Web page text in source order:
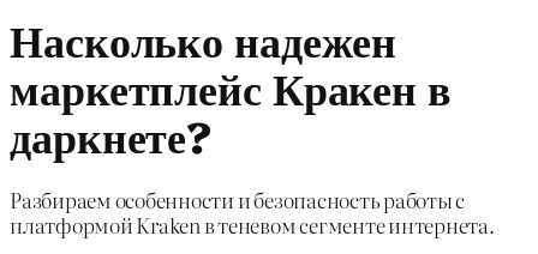
Насколько надежен
маркетплейс Кракен в
даркнете?
Разбираем особенности и безопасность работы с
платформой Kraken в теневом сегменте интернета.